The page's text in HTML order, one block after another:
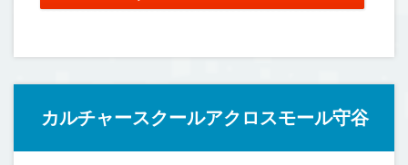
カルチャースクールアクロスモール守谷